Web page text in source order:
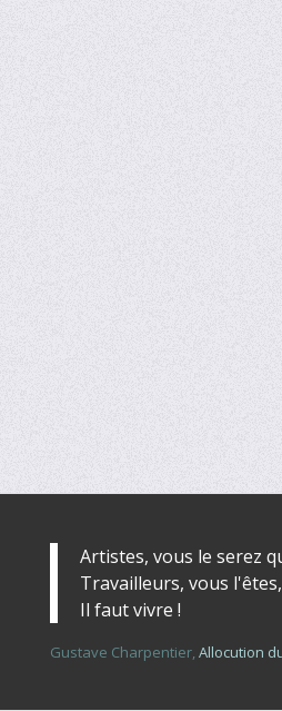
Artistes, vous le serez
Travailleurs, vous
Il faut vivre !
Gustave Charpentier,Allocution